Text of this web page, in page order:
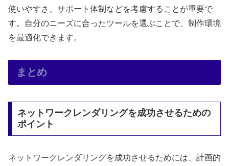
使いやすさ、サポート体制などを考慮することが重要で
す。自分のニーズに合ったツールを選ぶことで、制作環境
を最適化できます。
まとめ
ネットワークレンダリングを成功させるための
ポイント
ネットワークレンダリングを成功させるためには、計画的